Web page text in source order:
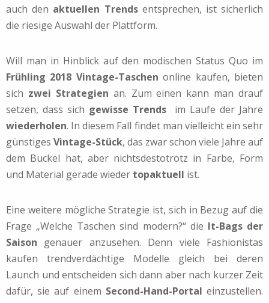
auch den aktuellen Trendsentsprechen, ist sicherlich
die riesige Auswahl der Plattform.
Will man in Hinblick auf den modischen Status Quo im
Frühling 2018 Vintage-Taschen online kaufen, bieten
sich zwei Strategien an. Zum einen kann man drauf
setzen, dass sich gewisse Trends im Laufe der Jahre
wiederholen. In diesem Fall findet man vielleicht ein sehr
günstiges Vintage-Stück, das zwar schon viele Jahre auf
dem Buckel hat, aber nichtsdestotrotz in Farbe, Form
und Material gerade wieder topaktuell ist.
Eine weitere mögliche Strategie ist, sich in Bezug auf die
Frage „Welche Taschen sind modern?“ die It-Bags der
Saison genauer anzusehen. Denn viele Fashionistas
kaufen trendverdächtige Modelle gleich bei deren
Launch und entscheiden sich dann aber nach kurzer Zeit
dafür, sie auf einem Second-Hand-Portal einzustellen.